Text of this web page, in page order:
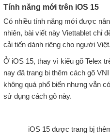
Tính năng mới trên iOS 15
Có nhiều tính năng mới được
nhiên, bài viết này Viettablet chỉ
cải tiến dành riêng cho người Việt.
Ở iOS 15, thay vì kiểu gõ Telex
nay đã trang bị thêm cách gõ
không quá phổ biến nhưng vẫn
sử dụng cách gõ này.
iOS 15 được trang bị